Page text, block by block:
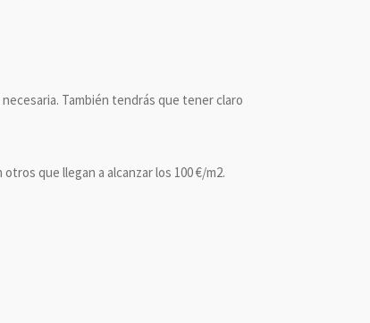
También tendrás que tener claro
que llegan a alcanzar los 100 €/m2.